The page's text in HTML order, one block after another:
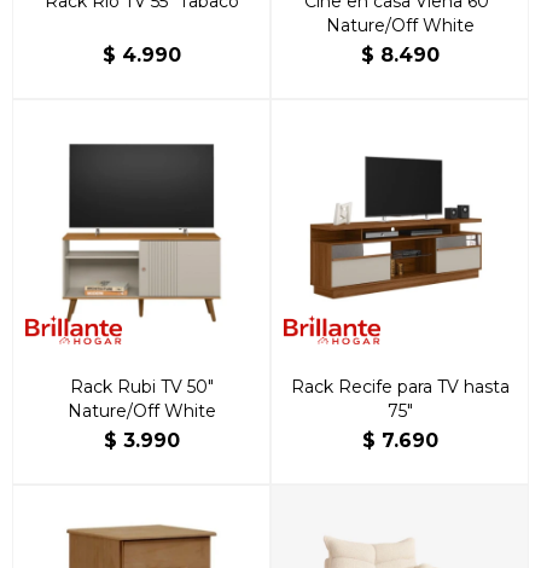
$ 4.990
Nature/Off White
$ 8.490
Rack Rubi TV 50"
Nature/Off White
$ 3.990
Rack Recife para TV hasta
75″
$ 7.690